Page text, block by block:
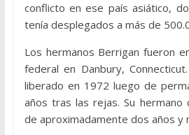
conflicto en ese país asiático,
tenía desplegados a más de
Los hermanos Berrigan fueron
federal en Danbury,
liberado en 1972 luego de
años tras las rejas. Su hermano
de aproximadamente dos años y